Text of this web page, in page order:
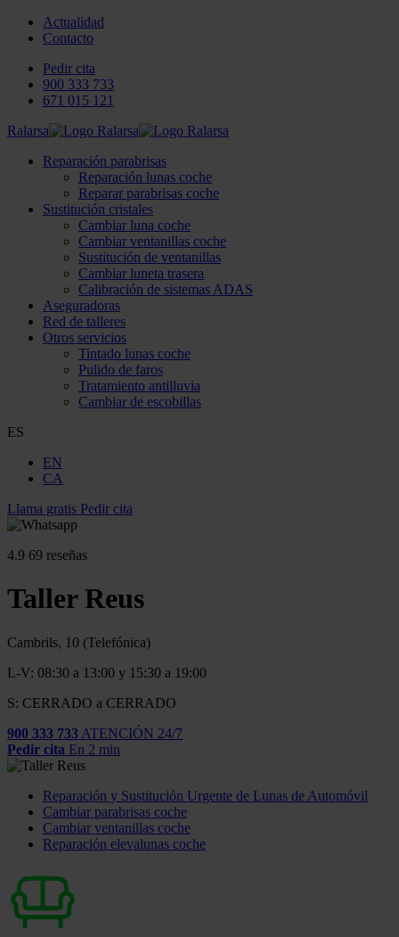
Actualidad
Contacto
Pedir cita
900 333 733
671 015 121
Ralarsa
Reparación parabrisas
Reparación lunas coche
Reparar parabrisas coche
Sustitución cristales
Cambiar luna coche
Cambiar ventanillas coche
Sustitución de ventanillas
Cambiar luneta trasera
Calibración de sistemas ADAS
Aseguradoras
Red de talleres
Otros servicios
Tintado lunas coche
Pulido de faros
Tratamiento antilluvia
Cambiar de escobillas
ES
EN
CA
Llama gratis Pedir cita
4.9 69 reseñas
Taller Reus
Cambrils, 10 (Telefónica)
L-V: 08:30 a 13:00 y 15:30 a 19:00
S: CERRADO a CERRADO
900 333 733 ATENCIÓN 24/7
Pedir cita En 2 min
Reparación y Sustitución Urgente de Lunas de Automóvil
Cambiar parabrisas coche
Cambiar ventanillas coche
Reparación elevalunas coche